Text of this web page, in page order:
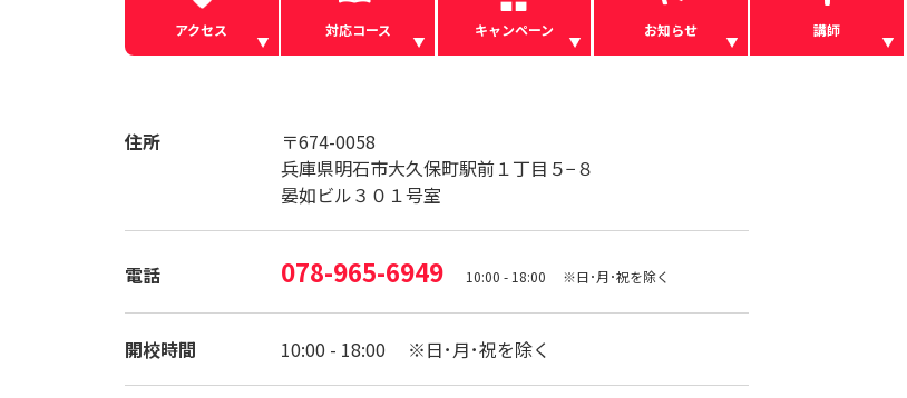
アクセス 対応コース キャンペーン お知らせ 講師
住所
〒674-0058
兵庫県明石市大久保町駅前１丁目５−８
晏如ビル３０１号室
電話 078-965-6949 10:00 - 18:00 ※日･月･祝を除く
開校時間 10:00 - 18:00 ※日･月･祝を除く